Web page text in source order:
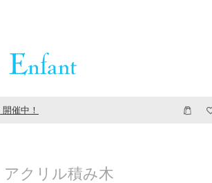
催中！
アクリル積み木